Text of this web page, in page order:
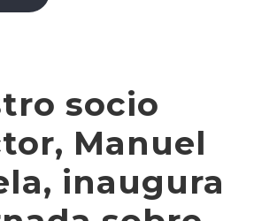
socio
Manuel
inaugura